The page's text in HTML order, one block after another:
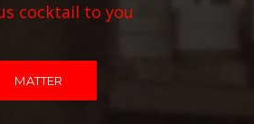
cocktail to you
MATTER